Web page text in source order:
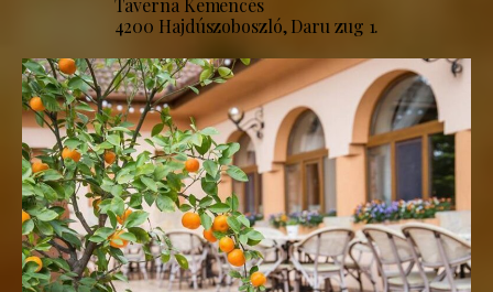
4200 Hajdúszoboszló, Daru zug 1.